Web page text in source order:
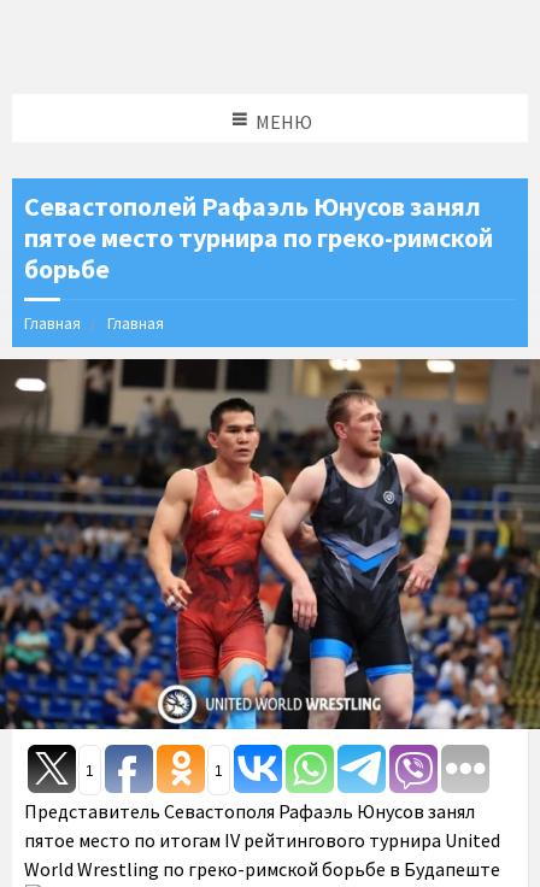
МЕНЮ
Севастополей Рафаэль Юнусов занял
пятое место турнира по греко-римской
борьбе
Главная Главная
1 1
Представитель Севастополя Рафаэль Юнусов занял
пятое место по итогам IV рейтингового турнира United
World Wrestling по греко-римской борьбе в Будапеште